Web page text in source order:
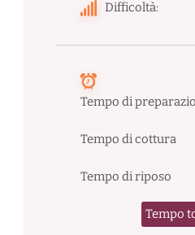
Difficoltà:
Tempo di
Tempo di cottura
Tempo di riposo
Tempo